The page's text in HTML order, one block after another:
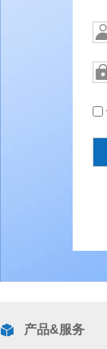
产品&服务